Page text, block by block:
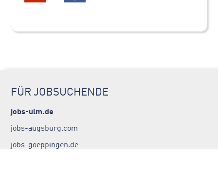
FÜR JOBSUCHENDE
jobs-ulm.de
jobs-augsburg.com
jobs-goeppingen.de